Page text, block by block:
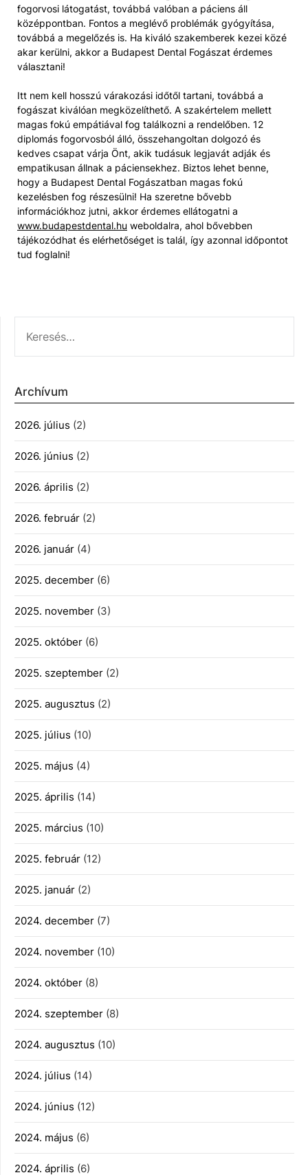
fogorvosi látogatást, továbbá valóban a páciens áll
középpontban. Fontos a meglévő problémák gyógyítása,
továbbá a megelőzés is. Ha kiváló szakemberek kezei közé
akar kerülni, akkor a Budapest Dental Fogászat érdemes
választani!
Itt nem kell hosszú várakozási időtől tartani, továbbá a
fogászat kiválóan megközelíthető. A szakértelem mellett
magas fokú empátiával fog találkozni a rendelőben. 12
diplomás fogorvosból álló, összehangoltan dolgozó és
kedves csapat várja Önt, akik tudásuk legjavát adják és
empatikusan állnak a páciensekhez. Biztos lehet benne,
hogy a Budapest Dental Fogászatban magas fokú
kezelésben fog részesülni! Ha szeretne bővebb
információkhoz jutni, akkor érdemes ellátogatni a
www.budapestdental.hu weboldalra, ahol bővebben
tájékozódhat és elérhetőséget is talál, így azonnal időpontot
tud foglalni!
Archívum
2026. július (2)
2026. június (2)
2026. április (2)
2026. február (2)
2026. január (4)
2025. december (6)
2025. november (3)
2025. október (6)
2025. szeptember (2)
2025. augusztus (2)
2025. július (10)
2025. május (4)
2025. április (14)
2025. március (10)
2025. február (12)
2025. január (2)
2024. december (7)
2024. november (10)
2024. október (8)
2024. szeptember (8)
2024. augusztus (10)
2024. július (14)
2024. június (12)
2024. május (6)
2024. április (6)